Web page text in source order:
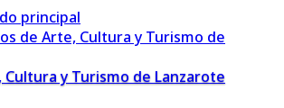
principal
y Turismo de Lanzarote